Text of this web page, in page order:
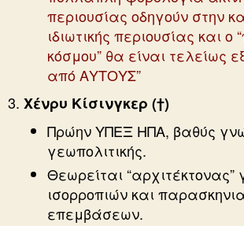
περιουσίας οδηγούν στην
ιδιωτικής περιουσίας και ο
κόσμου” θα είναι τελείως
από ΑΥΤΟΥΣ”
Χένρυ Κίσινγκερ (†)
Πρώην ΥΠΕΞ ΗΠΑ, βαθύς
γεωπολιτικής.
Θεωρείται “αρχιτέκτονας”
ισορροπιών και
επεμβάσεων.